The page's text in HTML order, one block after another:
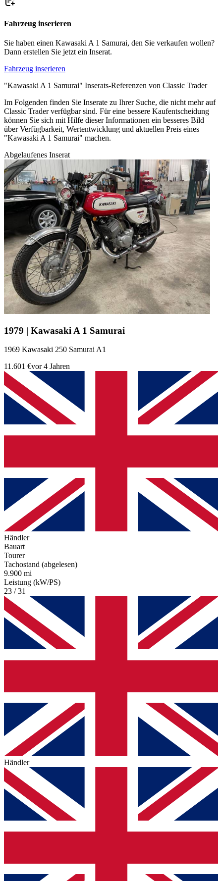
Fahrzeug inserieren
Sie haben einen Kawasaki A 1 Samurai, den Sie verkaufen wollen?
Dann erstellen Sie jetzt ein Inserat.
Fahrzeug inserieren
"Kawasaki A 1 Samurai" Inserats-Referenzen von Classic Trader
Im Folgenden finden Sie Inserate zu Ihrer Suche, die nicht mehr auf
Classic Trader verfügbar sind. Für eine bessere Kaufentscheidung
können Sie sich mit Hilfe dieser Informationen ein besseres Bild
über Verfügbarkeit, Wertentwicklung und aktuellen Preis eines
"Kawasaki A 1 Samurai" machen.
Abgelaufenes Inserat
1979 | Kawasaki A 1 Samurai
1969 Kawasaki 250 Samurai A1
11.601 €vor 4 Jahren
Händler
Bauart
Tourer
Tachostand (abgelesen)
9.900 mi
Leistung (kW/PS)
23 / 31
Händler